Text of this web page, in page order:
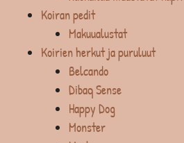
Koiran pedit
Makuualustat
Koirien herkut ja puruluut
Belcando
Dibaq Sense
Happy Dog
Monster